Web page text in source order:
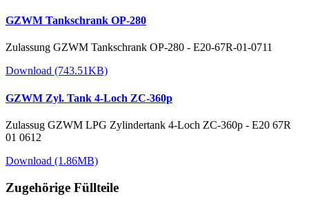
GZWM Tankschrank OP-280
Zulassung GZWM Tankschrank OP-280 - E20-67R-01-0711
Download (743.51KB)
GZWM Zyl. Tank 4-Loch ZC-360p
Zulassug GZWM LPG Zylindertank 4-Loch ZC-360p - E20 67R
01 0612
Download (1.86MB)
Zugehörige Füllteile